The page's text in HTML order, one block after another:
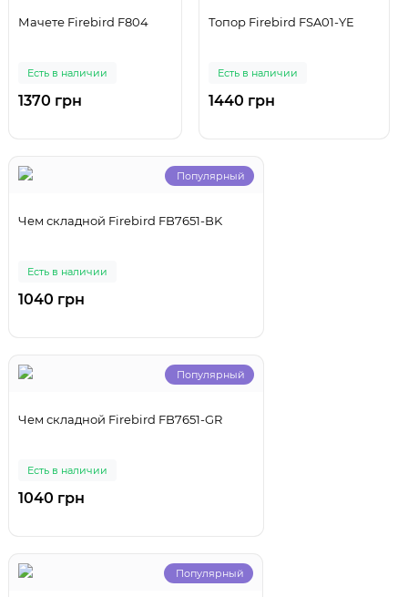
Мачете Firebird F804
Есть в наличии
1370 грн
Топор Firebird FSA01-YE
Есть в наличии
1440 грн
Популярный
Чем складной Firebird FB7651-BK
Есть в наличии
1040 грн
Популярный
Чем складной Firebird FB7651-GR
Есть в наличии
1040 грн
Популярный